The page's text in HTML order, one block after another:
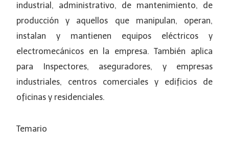
industrial, administrativo, de mantenimiento, de
producción y aquellos que manipulan, operan,
instalan y mantienen equipos eléctricos y
electromecánicos en la empresa. También aplica
para Inspectores, aseguradores, y empresas
industriales, centros comerciales y edificios de
oficinas y residenciales.
Temario